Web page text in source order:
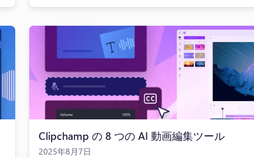
Clipchamp の 8 つの AI 動画編集ツール
2025年8月7日